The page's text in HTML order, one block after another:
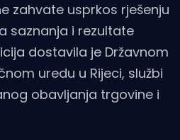
zahvate usprkos rješenju
saznanja i rezultate
dostavila je Državnom
uredu u Rijeci, službi
obavljanja trgovine i